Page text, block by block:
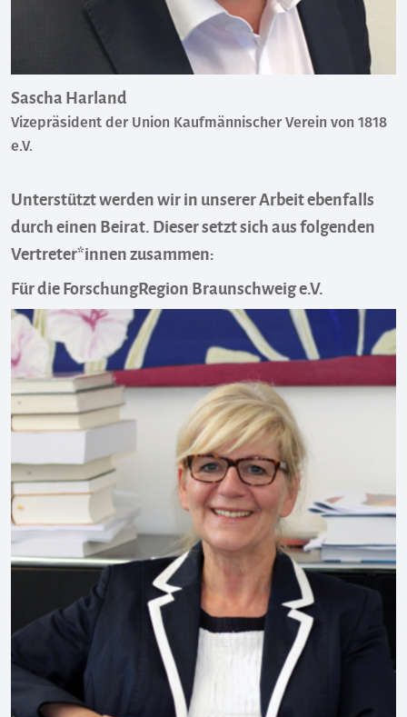
Sascha Harland
Vizepräsident der Union Kaufmännischer Verein von 1818
e.V.
Unterstützt werden wir in unserer Arbeit ebenfalls
durch einen Beirat. Dieser setzt sich aus folgenden
Vertreter*innen zusammen:
Für die ForschungRegion Braunschweig e.V.